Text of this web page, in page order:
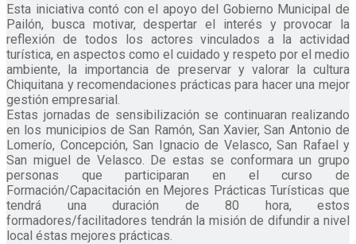
Esta iniciativa contó con el apoyo del Gobierno Municipal de
Pailón, busca motivar, despertar el interés y provocar la
reflexión de todos los actores vinculados a la actividad
turística, en aspectos como el cuidado y respeto por el medio
ambiente, la importancia de preservar y valorar la cultura
Chiquitana y recomendaciones prácticas para hacer una mejor
gestión empresarial.
Estas jornadas de sensibilización se continuaran realizando
en los municipios de San Ramón, San Xavier, San Antonio de
Lomerío, Concepción, San Ignacio de Velasco, San Rafael y
San miguel de Velasco. De estas se conformara un grupo
personas que participaran en el curso de
Formación/Capacitación en Mejores Prácticas Turísticas que
tendrá una duración de 80 hora, estos
formadores/facilitadores tendrán la misión de difundir a nivel
local éstas mejores prácticas.